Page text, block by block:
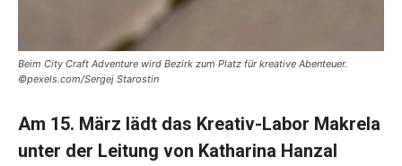
Beim City Craft Adventure wird Bezirk zum Platz für kreative Abenteuer.
©pexels.com/Sergej Starostin
Am 15. März lädt das Kreativ-Labor Makrela
unter der Leitung von Katharina Hanzal